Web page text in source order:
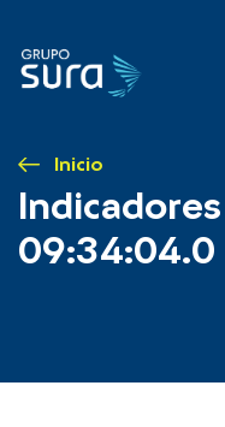
Inicio
09:34:04.0